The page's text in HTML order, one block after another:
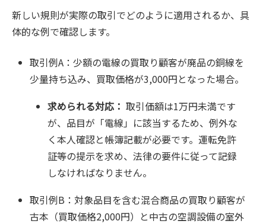
新しい規則が実際の取引でどのように適用されるか、具
体的な例で確認します。
取引例A：少額の電線の買取り顧客が廃品の銅線を
少量持ち込み、買取価格が3,000円となった場合。
求められる対応： 取引価額は1万円未満です
が、品目が「電線」に該当するため、例外な
く本人確認と帳簿記載が必要です。運転免許
証等の提示を求め、法律の要件に従って記録
しなければなりません。
取引例B：対象品目を含む混合商品の買取り顧客が
古本（買取価格2,000円）と中古の空調設備の室外